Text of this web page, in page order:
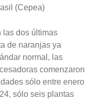
(Cepea)
las dos últimas
de naranjas ya
normal, las
comenzaron
sólo entre enero
sólo seis plantas